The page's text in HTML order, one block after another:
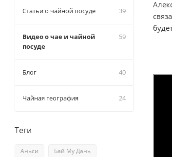
Статьи о чайной посуде 39
Видео о чае и чайной
посуде
59
Блог 40
Чайная география 24
Теги
Аньси
Бай Му Дань